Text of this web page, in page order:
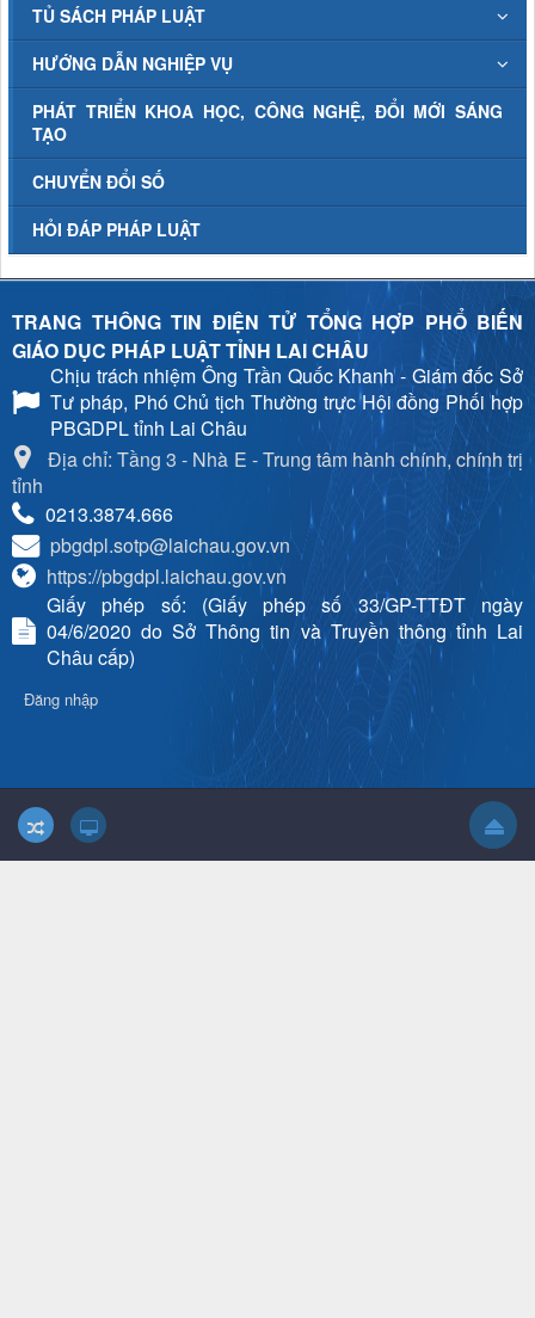
TỦ SÁCH PHÁP LUẬT
HƯỚNG DẪN NGHIỆP VỤ
PHÁT TRIỂN KHOA HỌC, CÔNG NGHỆ, ĐỔI MỚI SÁNG
TẠO
CHUYỂN ĐỔI SỐ
HỎI ĐÁP PHÁP LUẬT
TRANG THÔNG TIN ĐIỆN TỬ TỔNG HỢP PHỔ BIẾN
GIÁO DỤC PHÁP LUẬT TỈNH LAI CHÂU
Chịu trách nhiệmÔng Trần Quốc Khanh - Giám đốc Sở
Tư pháp, Phó Chủ tịch Thường trực Hội đồng Phối hợp
PBGDPL tỉnh Lai Châu
Địa chỉ: Tầng 3 - Nhà E - Trung tâm hành chính, chính trị
tỉnh
0213.3874.666
pbgdpl.sotp@laichau.gov.vn
https://pbgdpl.laichau.gov.vn
Giấy phép số: (Giấy phép số 33/GP-TTĐT ngày
04/6/2020 do Sở Thông tin và Truyền thông tỉnh Lai
Châu cấp)
Đăng nhập